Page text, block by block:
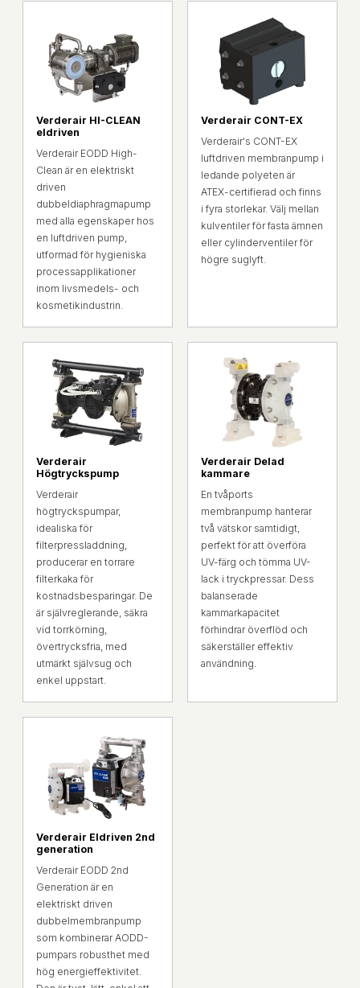
Verderair HI-CLEAN
eldriven
Verderair EODD High-
Clean är en elektriskt
driven
dubbeldiaphragmapump
med alla egenskaper hos
en luftdriven pump,
utformad för hygieniska
processapplikationer
inom livsmedels- och
kosmetikindustrin.
Verderair CONT-EX
Verderair's CONT-EX
luftdriven membranpump i
ledande polyeten är
ATEX-certifierad och finns
i fyra storlekar. Välj mellan
kulventiler för fasta ämnen
eller cylinderventiler för
högre suglyft.
Verderair
Högtryckspump
Verderair
högtryckspumpar,
idealiska för
filterpressladdning,
producerar en torrare
filterkaka för
kostnadsbesparingar. De
är självreglerande, säkra
vid torrkörning,
övertrycksfria, med
utmärkt självsug och
enkel uppstart.
Verderair Delad
kammare
En tvåports
membranpump hanterar
två vätskor samtidigt,
perfekt för att överföra
UV-färg och tömma UV-
lack i tryckpressar. Dess
balanserade
kammarkapacitet
förhindrar överflöd och
säkerställer effektiv
användning.
Verderair Eldriven 2nd
generation
Verderair EODD 2nd
Generation är en
elektriskt driven
dubbelmembranpump
som kombinerar AODD-
pumpars robusthet med
hög energieffektivitet.